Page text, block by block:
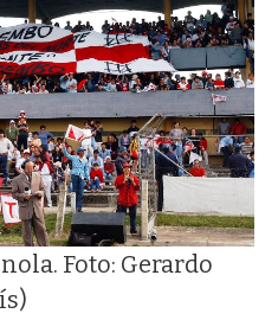
Foto: Gerardo